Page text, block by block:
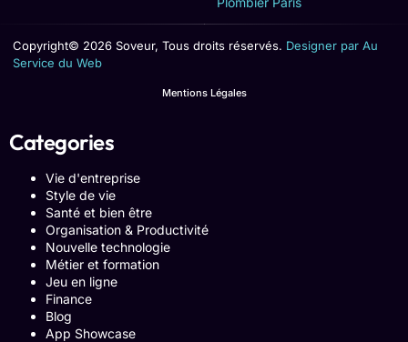
Copyright© 2026 Soveur, Tous droits réservés. Designer par Au
Service du Web
Mentions Légales
Categories
Vie d'entreprise
Style de vie
Santé et bien être
Organisation & Productivité
Nouvelle technologie
Métier et formation
Jeu en ligne
Finance
Blog
App Showcase